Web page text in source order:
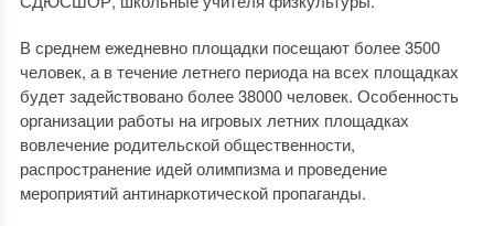
В среднем ежедневно площадки посещают более 3500
человек, а в течение летнего периода на всех площадках
будет задействовано более 38000 человек. Особенность
организации работы на игровых летних площадках
вовлечение родительской общественности,
распространение идей олимпизма и проведение
мероприятий антинаркотической пропаганды.